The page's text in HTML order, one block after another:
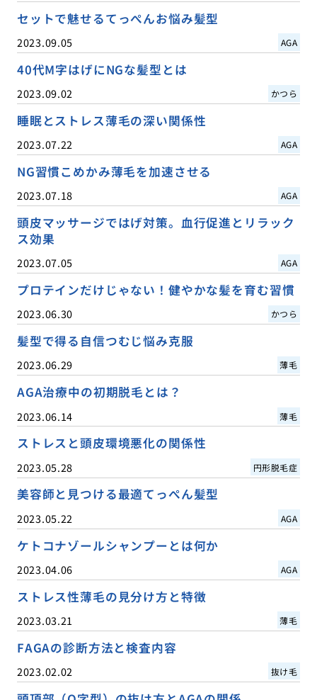
セットで魅せるてっぺんお悩み髪型
2023.09.05 AGA
40代M字はげにNGな髪型とは
2023.09.02 かつら
睡眠とストレス薄毛の深い関係性
2023.07.22 AGA
NG習慣こめかみ薄毛を加速させる
2023.07.18 AGA
頭皮マッサージではげ対策。血行促進とリラック
ス効果
2023.07.05 AGA
プロテインだけじゃない！健やかな髪を育む習慣
2023.06.30 かつら
髪型で得る自信つむじ悩み克服
2023.06.29 薄毛
AGA治療中の初期脱毛とは？
2023.06.14 薄毛
ストレスと頭皮環境悪化の関係性
2023.05.28 円形脱毛症
美容師と見つける最適てっぺん髪型
2023.05.22 AGA
ケトコナゾールシャンプーとは何か
2023.04.06 AGA
ストレス性薄毛の見分け方と特徴
2023.03.21 薄毛
FAGAの診断方法と検査内容
2023.02.02 抜け毛